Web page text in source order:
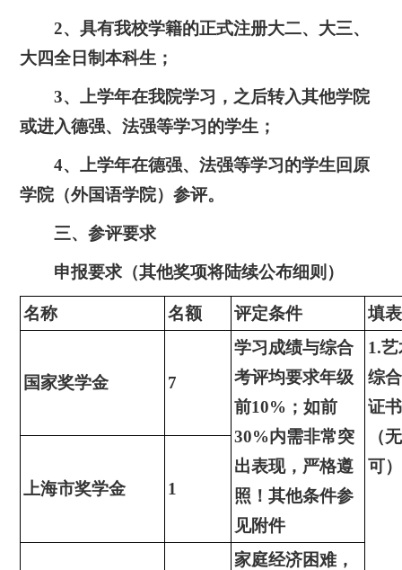
2、具有我校学籍的正式注册大二、大三、
大四全日制本科生；
3、上学年在我院学习，之后转入其他学院
或进入德强、法强等学习的学生；
4、上学年在德强、法强等学习的学生回原
学院（外国语学院）参评。
三、参评要求
申报要求（其他奖项将陆续公布细则）
名称 名额 评定条件 填
国家奖学金 7
学习成绩与综合
考评均要求年级
前10%；如前
30%内需非常突
出表现，严格遵
照！其他条件参
见附件
1.
综
证
（
可）
上海市奖学金
1
家庭经济困难，